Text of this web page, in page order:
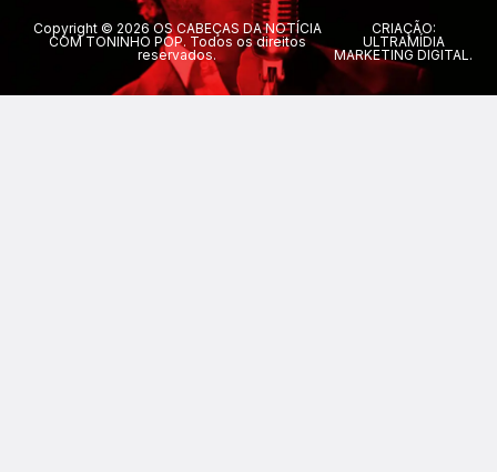
Copyright © 2026 OS CABEÇAS DA NOTÍCIA
COM TONINHO POP. Todos os direitos
reservados.
CRIAÇÃO:
ULTRAMÍDIA
MARKETING DIGITAL.